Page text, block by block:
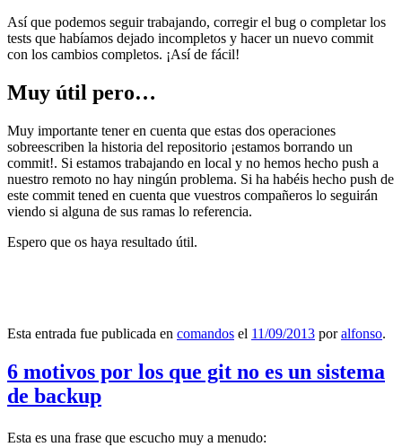
Así que podemos seguir trabajando, corregir el bug o completar los
tests que habíamos dejado incompletos y hacer un nuevo commit
con los cambios completos. ¡Así de fácil!
Muy útil pero…
Muy importante tener en cuenta que estas dos operaciones
sobreescriben la historia del repositorio ¡estamos borrando un
commit!. Si estamos trabajando en local y no hemos hecho push a
nuestro remoto no hay ningún problema. Si ha habéis hecho push de
este commit tened en cuenta que vuestros compañeros lo seguirán
viendo si alguna de sus ramas lo referencia.
Espero que os haya resultado útil.
Esta entrada fue publicada en comandos el 11/09/2013 poralfonso.
6 motivos por los que git no es un sistema
de backup
Esta es una frase que escucho muy a menudo: